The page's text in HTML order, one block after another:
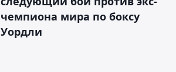
чемпиона мира по боксу
Уордли